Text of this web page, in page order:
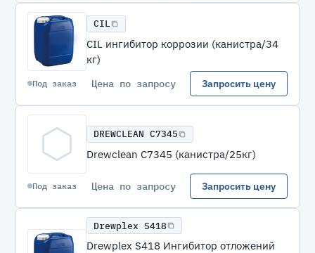
CIL
CIL ингибитор коррозии (канистра/34
кг)
Под заказ Цена по запросу Запросить цену
DREWCLEAN C7345
Drewclean C7345 (канистра/25кг)
Под заказ Цена по запросу Запросить цену
Drewplex S418
Drewplex S418 Ингибитор отложений